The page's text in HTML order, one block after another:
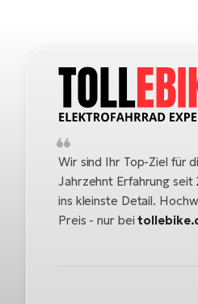
Wir sind Ihr Top-Ziel für
Jahrzehnt Erfahrung seit
ins kleinste Detail.
Preis - nur bei